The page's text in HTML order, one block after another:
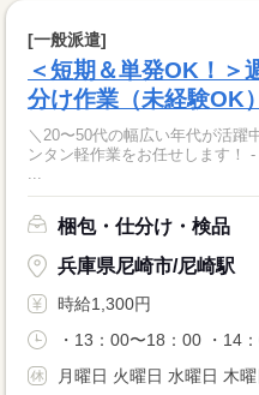
[一般派遣]
＜短期＆単発OK！＞
分け作業（未経験OK）
＼20〜50代の幅広い年代が活躍中／ 仕分け作業スタッフ大募
ンタン軽作業をお任せします！ - - - - - - - - - - - - - - 他にも通販会社、
...
梱包・仕分け・検品
兵庫県尼崎市/尼崎駅
時給1,300円
・13：00〜18：00 ・14
月曜日 火曜日 水曜日 木